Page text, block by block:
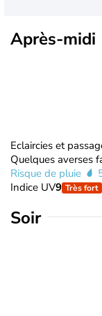
Après-midi
Eclaircies et
Quelques averses
Risque de pluie
Indice UV9 Très fort
Soir